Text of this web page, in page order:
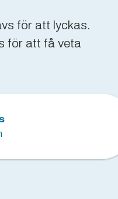
för att lyckas.
för att få veta